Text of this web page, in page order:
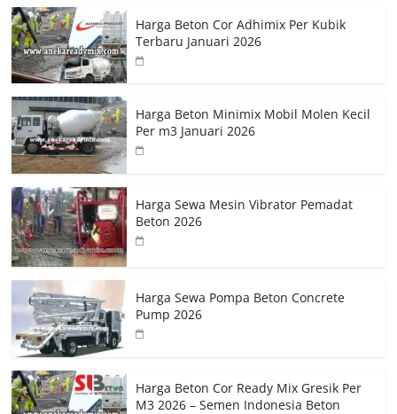
Harga Beton Cor Adhimix Per Kubik
Terbaru Januari 2026
Harga Beton Minimix Mobil Molen Kecil
Per m3 Januari 2026
Harga Sewa Mesin Vibrator Pemadat
Beton 2026
Harga Sewa Pompa Beton Concrete
Pump 2026
Harga Beton Cor Ready Mix Gresik Per
M3 2026 – Semen Indonesia Beton